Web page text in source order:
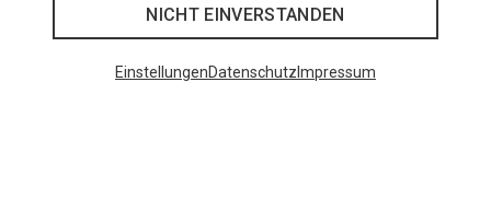
NICHT EINVERSTANDEN
EinstellungenDatenschutz Impressum